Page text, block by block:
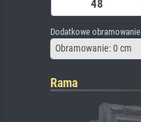
Dodatkowe obramowanie
Obramowanie: 0 cm
Rama